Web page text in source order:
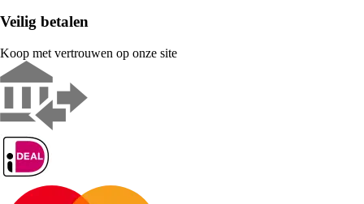
Veilig betalen
Koop met vertrouwen op onze site